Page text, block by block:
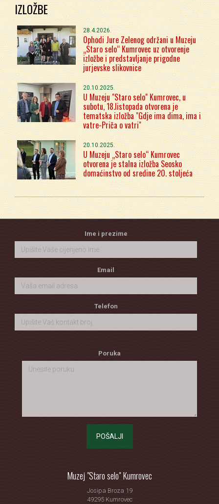
IZLOŽBE
28.4.2026.
Ophodi Jure Zelenog održani u Muzeju
„Staro selo“ Kumrovec uz otvorenje
izložbe i predstavljanje prigodne
jurjevske slikovnice
20.10.2025.
U Muzeju "Staro selo" Kumrovec, u
subotu, 18.listopada otvorena je
tematska izložba "Gdje ima dima, ima i
vatre-Priča o vatri"
20.10.2025.
U Muzeju „Staro selo“ Kumrovec
otvorena je stalna izložba Seosko
domaćinstvo od sredine 20. stoljeća
Ime i prezime
Email
Telefon
Poruka
POŠALJI
Muzej "Staro selo" Kumrovec
Josipa Broza 19
49295 Kumrovec